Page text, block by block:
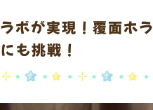
ボが実現！覆面ホラ
も挑戦！